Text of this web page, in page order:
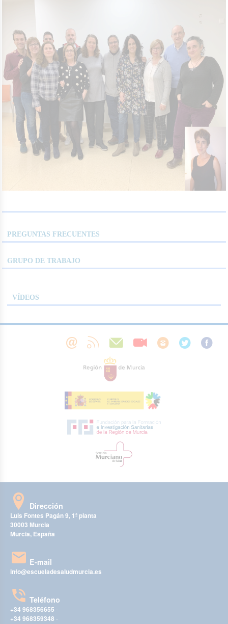
PREGUNTAS FRECUENTES
GRUPO DE TRABAJO
VÍDEOS
Dirección
Luis Fontes Pagán 9, 1ª planta
30003 Murcia
Murcia, España
E-mail
info@escueladesaludmurcia.es
Teléfono
+34 968356655 -
+34 968359348 -